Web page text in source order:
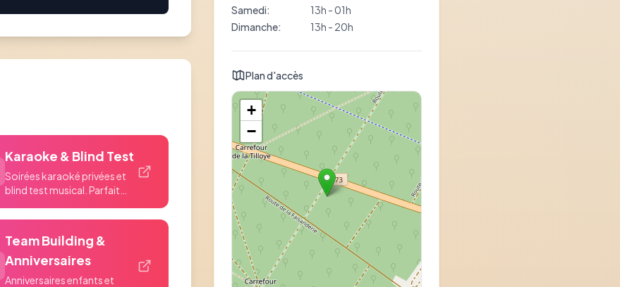
Karaoke & Blind Test
Soirées karaoké privées et
blind test musical. Parfait
Team Building &
Anniversaires
Anniversaires enfants et
Samedi:
13h - 01h
Dimanche: 13h - 20h
Plan d'accès
+
−